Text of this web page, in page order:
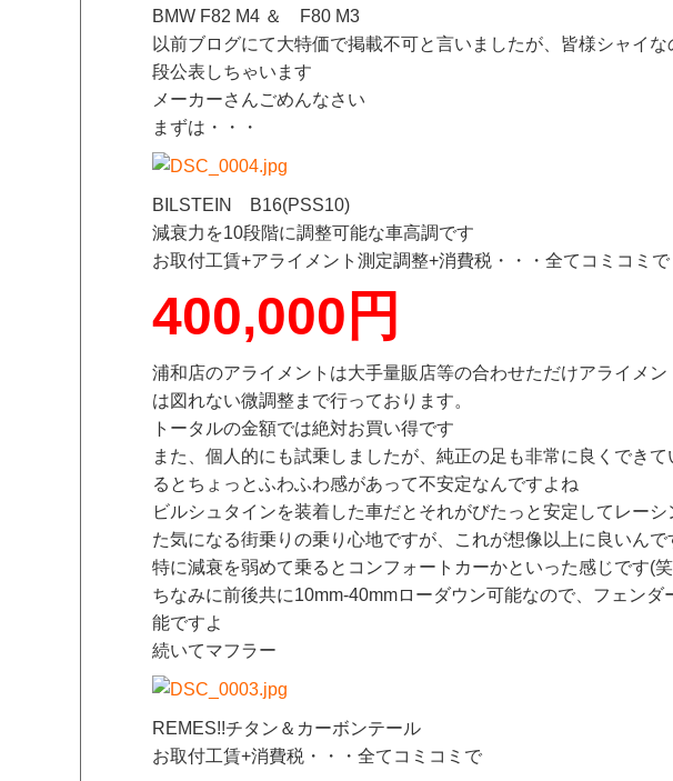
BMW F82 M4 ＆ F80 M3
以前ブログにて大特価で掲載不可と言いましたが、皆様シャイ
段公表しちゃいます
メーカーさんごめんなさい
まずは・・・
BILSTEIN B16(PSS10)
減衰力を10段階に調整可能な車高調です
お取付工賃+アライメント測定調整+消費税・・・全てコミコミで
400,000円
浦和店のアライメントは大手量販店等の合わせただけアライメ
は図れない微調整まで行っております。
トータルの金額では絶対お買い得です
また、個人的にも試乗しましたが、純正の足も非常に良くでき
るとちょっとふわふわ感があって不安定なんですよね
ビルシュタインを装着した車だとそれがびたっと安定してレー
た気になる街乗りの乗り心地ですが、これが想像以上に良いんで
特に減衰を弱めて乗るとコンフォートカーかといった感じです(笑
ちなみに前後共に10mm-40mmローダウン可能なので、フェン
能ですよ
続いてマフラー
REMES!!チタン＆カーボンテール
お取付工賃+消費税・・・全てコミコミで